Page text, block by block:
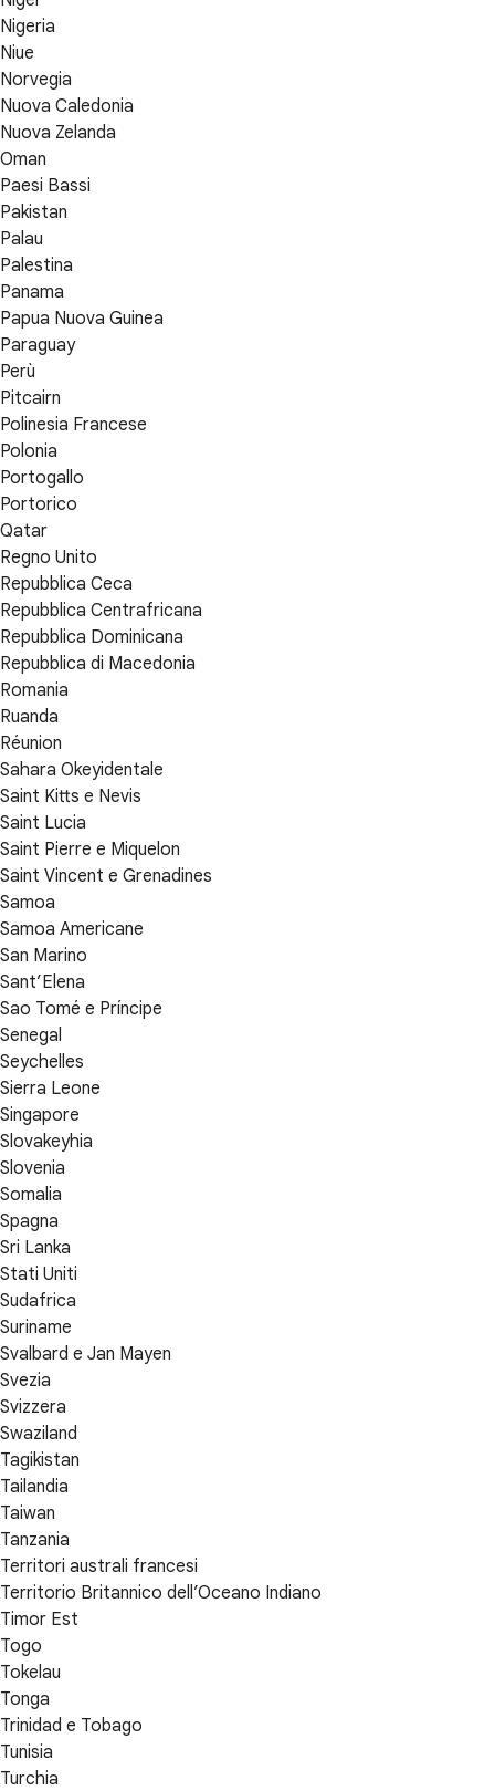
Nigeria
Niue
Norvegia
Nuova Caledonia
Nuova Zelanda
Oman
Paesi Bassi
Pakistan
Palau
Palestina
Panama
Papua Nuova Guinea
Paraguay
Perù
Pitcairn
Polinesia Francese
Polonia
Portogallo
Portorico
Qatar
Regno Unito
Repubblica Ceca
Repubblica Centrafricana
Repubblica Dominicana
Repubblica di Macedonia
Romania
Ruanda
Réunion
Sahara Okeyidentale
Saint Kitts e Nevis
Saint Lucia
Saint Pierre e Miquelon
Saint Vincent e Grenadines
Samoa
Samoa Americane
San Marino
Sant’Elena
Sao Tomé e Príncipe
Senegal
Seychelles
Sierra Leone
Singapore
Slovakeyhia
Slovenia
Somalia
Spagna
Sri Lanka
Stati Uniti
Sudafrica
Suriname
Svalbard e Jan Mayen
Svezia
Svizzera
Swaziland
Tagikistan
Tailandia
Taiwan
Tanzania
Territori australi francesi
Territorio Britannico dell’Oceano Indiano
Timor Est
Togo
Tokelau
Tonga
Trinidad e Tobago
Tunisia
Turchia